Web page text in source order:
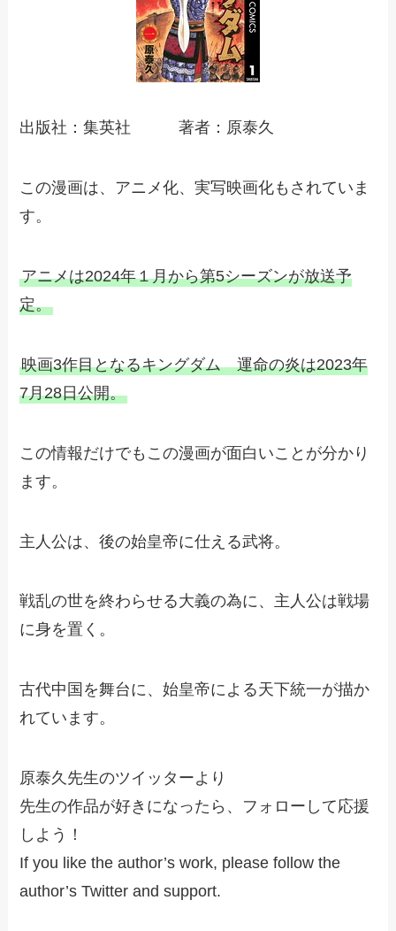
出版社：集英社 著者：原泰久
この漫画は、アニメ化、実写映画化もされていま
す。
アニメは2024年１月から第5シーズンが放送予
定。
映画3作目となるキングダム 運命の炎は2023年
7月28日公開。
この情報だけでもこの漫画が面白いことが分かり
ます。
主人公は、後の始皇帝に仕える武将。
戦乱の世を終わらせる大義の為に、主人公は戦場
に身を置く。
古代中国を舞台に、始皇帝による天下統一が描か
れています。
原泰久先生のツイッターより
先生の作品が好きになったら、フォローして応援
しよう！
If you like the author’s work, please follow the
author’s Twitter and support.